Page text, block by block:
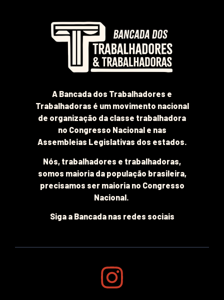
A Bancada dos Trabalhadores e
Trabalhadoras é um movimento nacional
de organização da classe trabalhadora
no Congresso Nacional e nas
Assembleias Legislativas dos estados.
Nós, trabalhadores e trabalhadoras,
somos maioria da população brasileira,
precisamos ser maioria no Congresso
Nacional.
Siga a Bancada nas redes sociais